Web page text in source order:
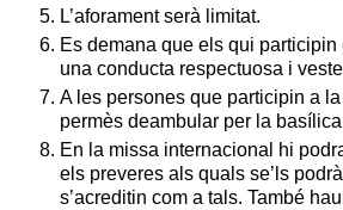
L’aforament serà limitat.
Es demana que els qui
una conducta respectuosa i
A les persones que participin a
permès deambular per la
En la missa internacional hi
els preveres als quals se’ls
s’acreditin com a tals. També